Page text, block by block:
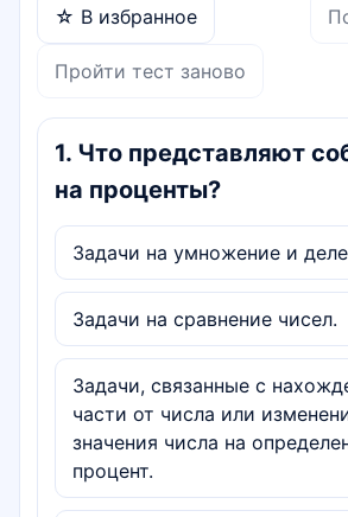
☆ В избранное
Пройти тест заново
1. Что представляют
на проценты?
Задачи на умножение и
Задачи на сравнение чисел.
Задачи, связанные с
части от числа или
значения числа на
процент.